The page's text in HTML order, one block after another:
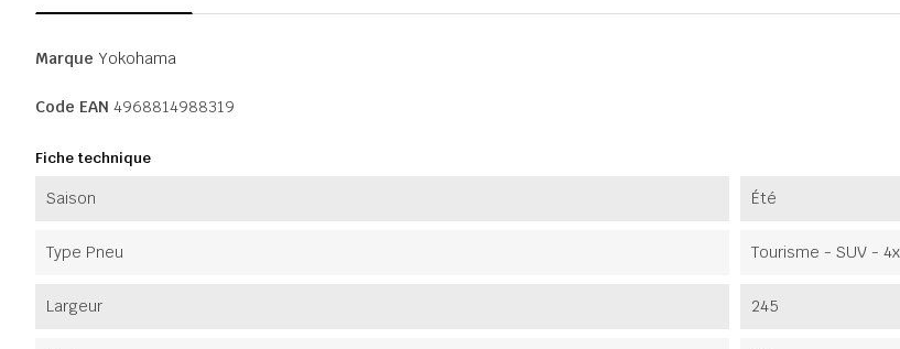
Marque Yokohama
Code EAN 4968814988319
Fiche technique
Saison Été
Type Pneu Tourisme - SUV -
Largeur 245